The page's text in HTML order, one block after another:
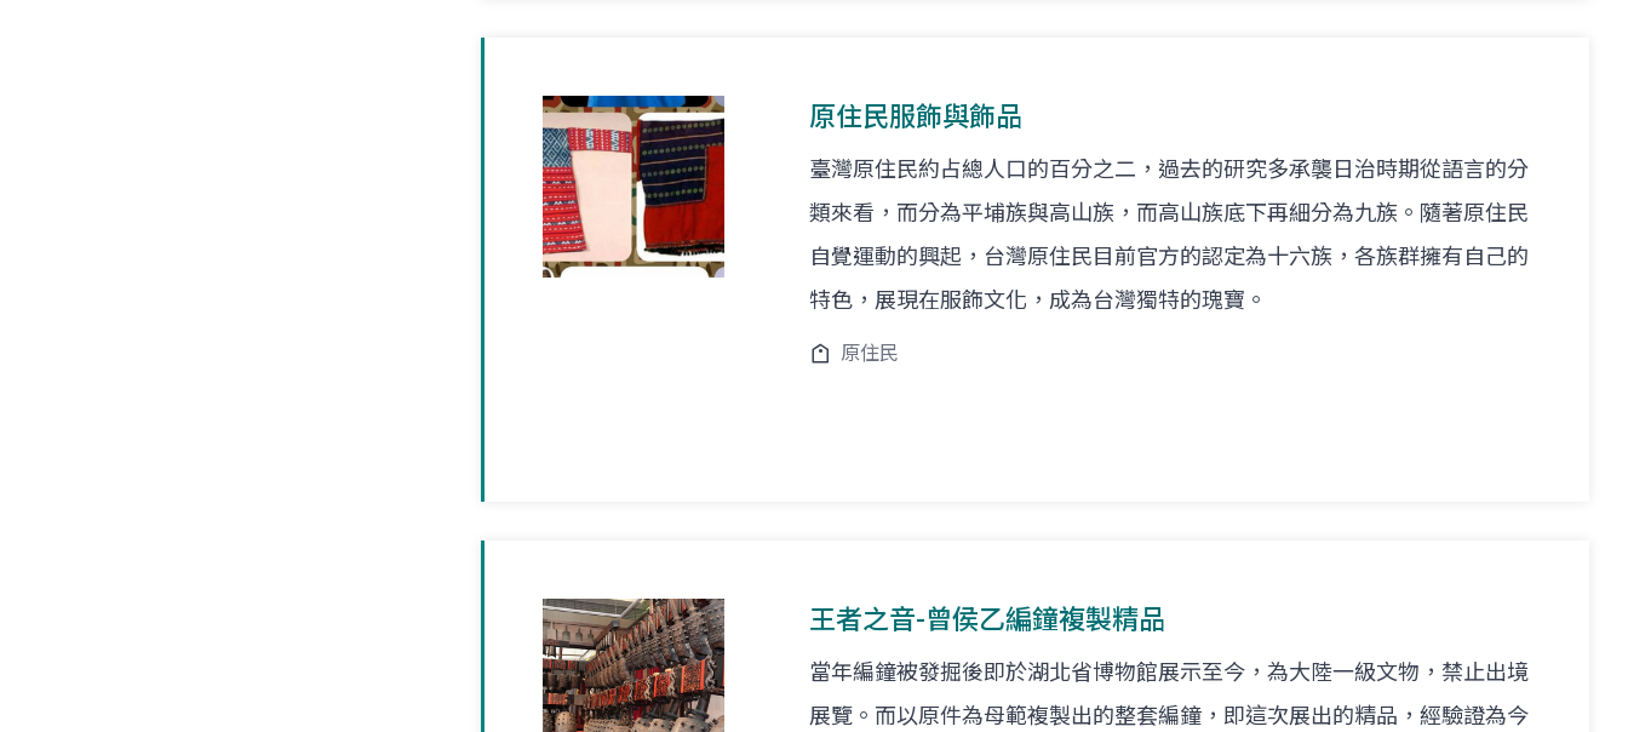
原住民服飾與飾品
臺灣原住民約占總人口的百分之二，過去的研究多承襲日治時期從語言的分
類來看，而分為平埔族與高山族，而高山族底下再細分為九族。隨著原住民
自覺運動的興起，台灣原住民目前官方的認定為十六族，各族群擁有自己的
特色，展現在服飾文化，成為台灣獨特的瑰寶。
原住民
王者之音-曾侯乙編鐘複製精品
當年編鐘被發掘後即於湖北省博物館展示至今，為大陸一級文物，禁止出境
展覽。而以原件為母範複製出的整套編鐘，即這次展出的精品，經驗證為今